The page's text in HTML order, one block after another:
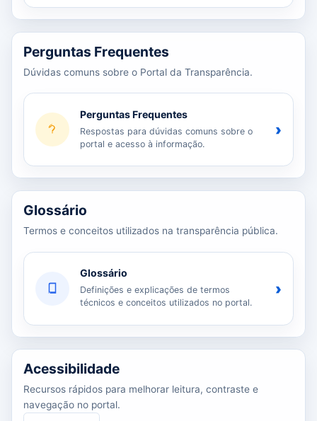
Perguntas Frequentes
Dúvidas comuns sobre o Portal da Transparência.
Perguntas Frequentes
Respostas para dúvidas comuns sobre o
portal e acesso à informação.
›
Glossário
Termos e conceitos utilizados na transparência pública.
Glossário
Definições e explicações de termos
técnicos e conceitos utilizados no portal.
›
Acessibilidade
Recursos rápidos para melhorar leitura, contraste e
navegação no portal.